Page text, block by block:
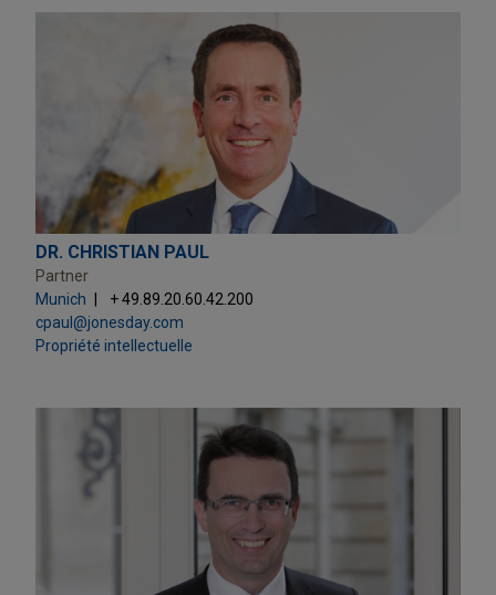
DR. CHRISTIAN PAUL
Partner
Munich
+ 49.89.20.60.42.200
cpaul@jonesday.com
Propriété intellectuelle